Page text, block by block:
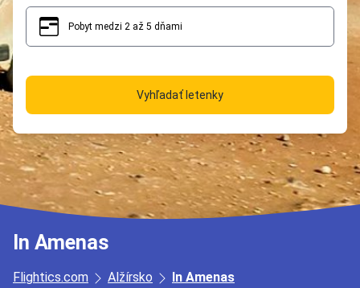
Pobyt medzi 2 až 5 dňami
Vyhľadať letenky
In Amenas
Flightics.com Alžírsko In Amenas